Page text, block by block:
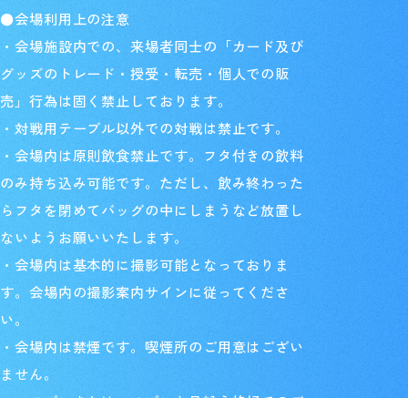
●会場利用上の注意
・会場施設内での、来場者同士の「カード及び
グッズのトレード・授受・転売・個人での販
売」行為は固く禁止しております。
・対戦用テーブル以外での対戦は禁止です。
・会場内は原則飲食禁止です。フタ付きの飲料
のみ持ち込み可能です。ただし、飲み終わった
らフタを閉めてバッグの中にしまうなど放置し
ないようお願いいたします。
・会場内は基本的に撮影可能となっておりま
す。会場内の撮影案内サインに従ってくださ
い。
・会場内は禁煙です。喫煙所のご用意はござい
ません。